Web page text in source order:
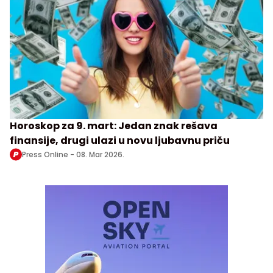
Horoskop za 9. mart: Jedan znak rešava
finansije, drugi ulazi u novu ljubavnu priču
Press Online - 08. Mar 2026.